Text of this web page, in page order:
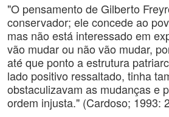
"O pensamento de Gilberto
conservador; ele concede ao
mas não está interessado em
vão mudar ou não vão mudar,
até que ponto a estrutura
lado positivo ressaltado, tinha
obstaculizavam as mudanças e
ordem injusta." (Cardoso; 1993: